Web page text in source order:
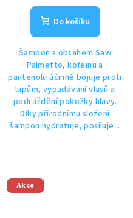
Do košíku
Šampon s obsahem Saw
Palmetto, kofeinu a
pantenolu účinně bojuje proti
lupům, vypadávání vlasů a
podráždění pokožky hlavy.
Díky přírodnímu složení
šampon hydratuje, posiluje...
Akce